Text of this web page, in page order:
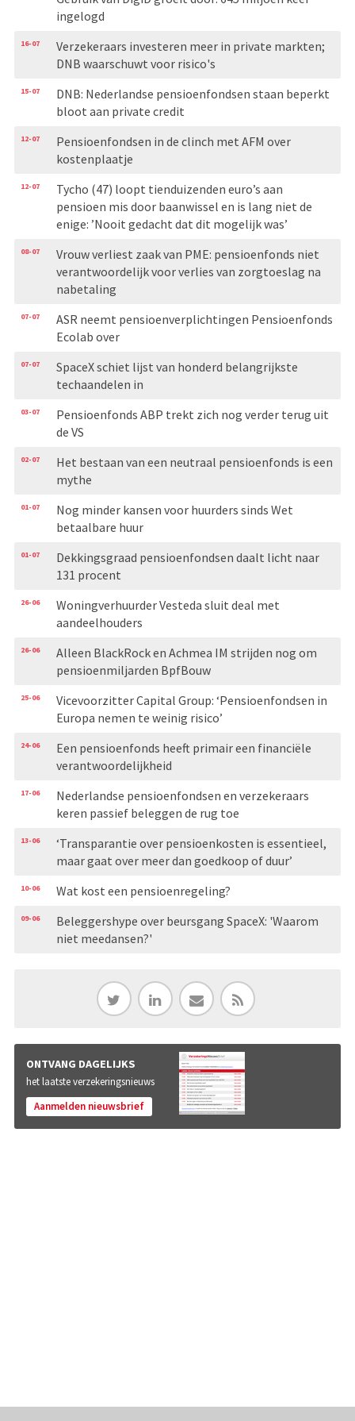
ingelogd
16-07
Verzekeraars investeren meer in private markten;
DNB waarschuwt voor risico's
15-07
DNB: Nederlandse pensioenfondsen staan beperkt
bloot aan private credit
12-07
Pensioenfondsen in de clinch met AFM over
kostenplaatje
12-07
Tycho (47) loopt tienduizenden euro’s aan
pensioen mis door baanwissel en is lang niet de
enige: ’Nooit gedacht dat dit mogelijk was’
08-07
Vrouw verliest zaak van PME: pensioenfonds niet
verantwoordelijk voor verlies van zorgtoeslag na
nabetaling
07-07
ASR neemt pensioenverplichtingen Pensioenfonds
Ecolab over
07-07
SpaceX schiet lijst van honderd belangrijkste
techaandelen in
03-07
Pensioenfonds ABP trekt zich nog verder terug uit
de VS
02-07
Het bestaan van een neutraal pensioenfonds is een
mythe
01-07
Nog minder kansen voor huurders sinds Wet
betaalbare huur
01-07
Dekkingsgraad pensioenfondsen daalt licht naar
131 procent
26-06
Woningverhuurder Vesteda sluit deal met
aandeelhouders
26-06
Alleen BlackRock en Achmea IM strijden nog om
pensioenmiljarden BpfBouw
25-06
Vicevoorzitter Capital Group: ‘Pensioenfondsen in
Europa nemen te weinig risico’
24-06
Een pensioenfonds heeft primair een financiële
verantwoordelijkheid
17-06
Nederlandse pensioenfondsen en verzekeraars
keren passief beleggen de rug toe
13-06
‘Transparantie over pensioenkosten is essentieel,
maar gaat over meer dan goedkoop of duur’
10-06 Wat kost een pensioenregeling?
09-06
Beleggershype over beursgang SpaceX: 'Waarom
niet meedansen?'
ONTVANG DAGELIJKS
het laatste verzekeringsnieuws
Aanmelden nieuwsbrief